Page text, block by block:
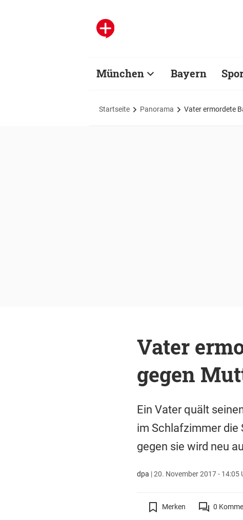
München Bayern
Startseite Panorama Vater ermordete
Vater
gegen
Ein Vater quält
im Schlafzimmer die
gegen sie wird neu
dpa |20. November 2017 - 14:05
Merken 0